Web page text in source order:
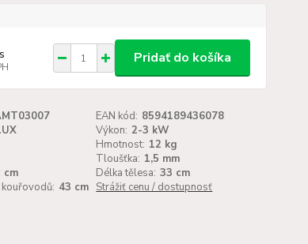
Pridať do košíka
EAN kód: 8594189436078
Výkon: 2-3 kW
Hmotnost: 12 kg
Tloušťka: 1,5 mm
cm Délka tělesa: 33 cm
43 cm Strážiť cenu / dostupnosť